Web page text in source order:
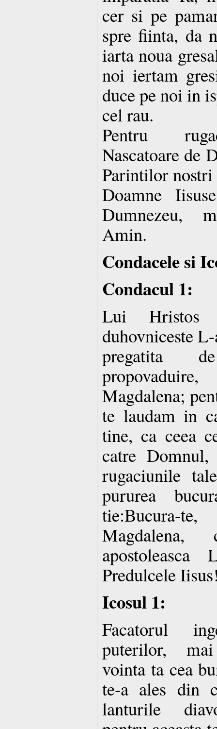
cer si pe
spre fiinta, da
iarta noua
noi iertam
duce pe noi in
cel rau.
Pentru
Nascatoare de
Parintilor
Doamne
Dumnezeu,
Amin.
Condacele si
Condacul 1:
Lui
duhovniceste
pregatita
Magdalena;
te laudam in
tine, ca ceea
catre
rugaciunile
pururea
tie:Bucura-
Predulcele
Icosul 1:
Facatorul
puterilor,
vointa ta cea
te-a ales din
lanturile